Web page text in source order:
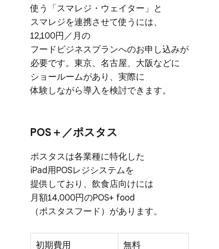
使う​「スマレジ・ウェイター」と​
スマレジを​連携させて​使うには、​
12,100円／月の​
フードビジネスプランへの​お申し込みが​
必要です。​東京、​名古屋、​大阪などに​
ショールームが​あり、​実際に​
体験しながら導入を​検討できます。
POS＋／ポスタス
ポスタスは​各業種に​特化した​
iPad用POSレジシステムを​
提供しており、​飲食店向けには​
月額14,000円の​POS+ food​
（ポスタスフード）が​あります。
初期費用 無料